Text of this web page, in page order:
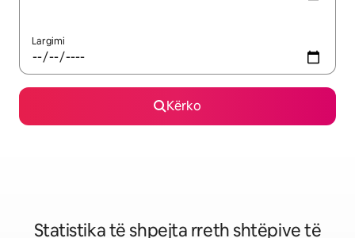
Largimi
Kërko
Statistika të shpejta rreth shtëpive të